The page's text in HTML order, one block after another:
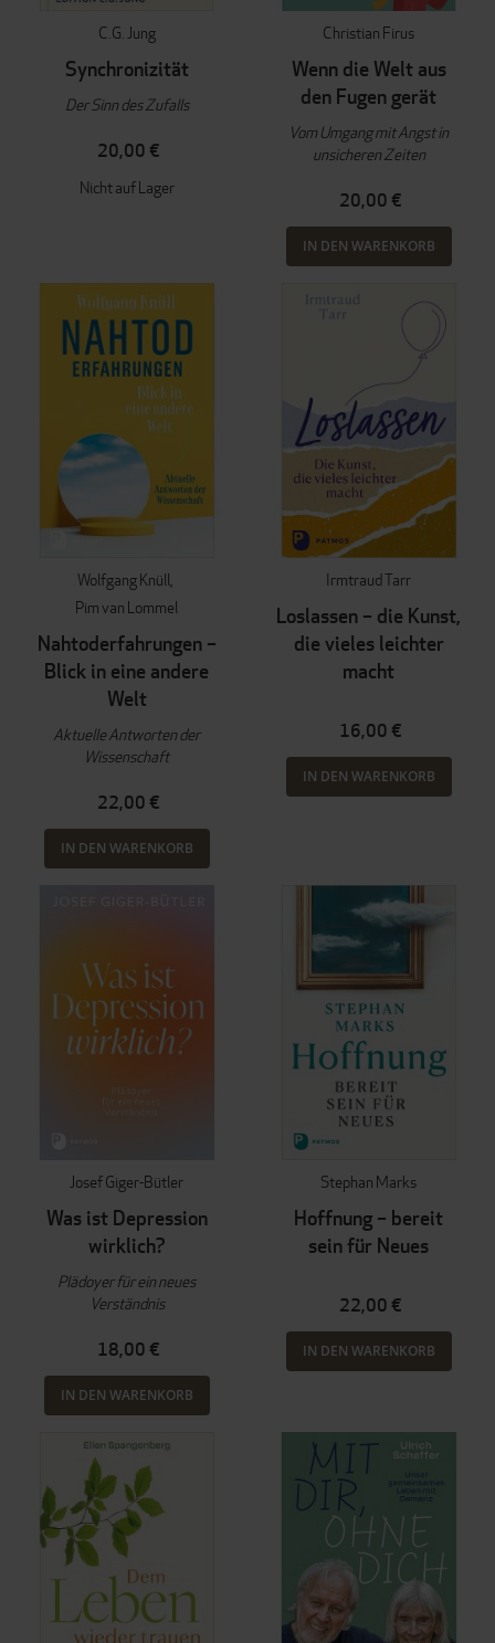
C.G. Jung
Synchronizität
Der Sinn des Zufalls
20,00 €
Nicht auf Lager
Christian Firus
Wenn die Welt aus
den Fugen gerät
Vom Umgang mit Angst in
unsicheren Zeiten
20,00 €
IN DEN WARENKORB
Wolfgang Knüll
Pim van Lommel
Nahtoderfahrungen –
Blick in eine andere
Welt
Aktuelle Antworten der
Wissenschaft
22,00 €
IN DEN WARENKORB
Irmtraud Tarr
Loslassen – die Kunst,
die vieles leichter
macht
16,00 €
IN DEN WARENKORB
Josef Giger-Bütler
Was ist Depression
wirklich?
Plädoyer für ein neues
Verständnis
18,00 €
IN DEN WARENKORB
Stephan Marks
Hoffnung – bereit
sein für Neues
22,00 €
IN DEN WARENKORB